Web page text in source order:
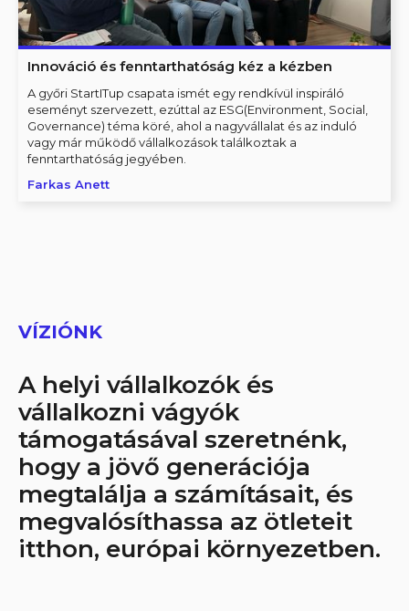
Innováció és fenntarthatóság kéz a kézben
A győri StartITup csapata ismét egy rendkívül inspiráló
eseményt szervezett, ezúttal az ESG(Environment, Social,
Governance) téma köré, ahol a nagyvállalat és az induló
vagy már működő vállalkozások találkoztak a
fenntarthatóság jegyében.
Farkas Anett
VÍZIÓNK
A helyi vállalkozók és
vállalkozni vágyók
támogatásával szeretnénk,
hogy a jövő generációja
megtalálja a számításait, és
megvalósíthassa az ötleteit
itthon, európai környezetben.